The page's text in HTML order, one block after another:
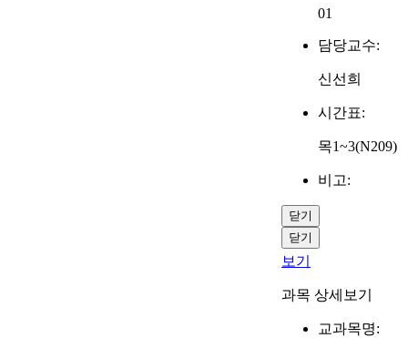
01
담당교수:
신선희
시간표:
목1~3(N209)
비고:
닫기
닫기
보기
과목 상세보기
교과목명: